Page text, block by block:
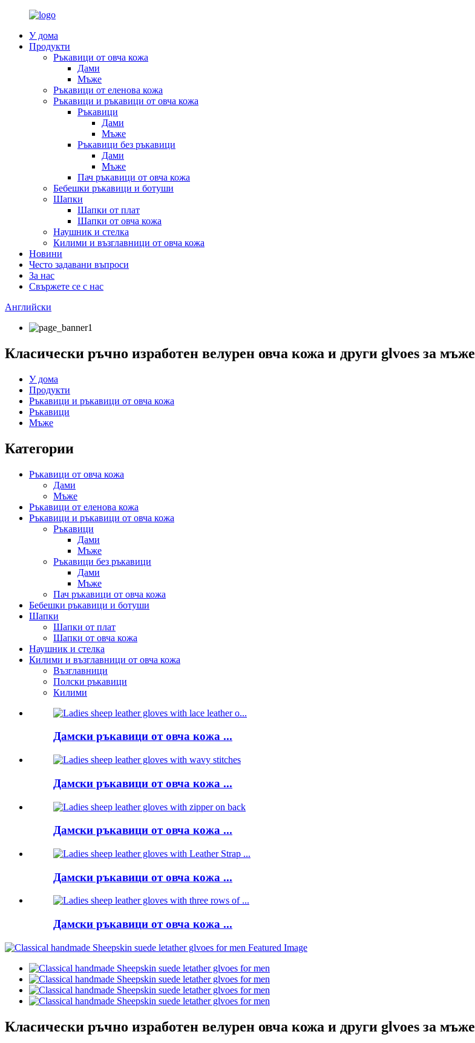
У дома
Продукти
Ръкавици от овча кожа
Дами
Мъже
Ръкавици от еленова кожа
Ръкавици и ръкавици от овча кожа
Ръкавици
Дами
Мъже
Ръкавици без ръкавици
Дами
Мъже
Пач ръкавици от овча кожа
Бебешки ръкавици и ботуши
Шапки
Шапки от плат
Шапки от овча кожа
Наушник и стелка
Килими и възглавници от овча кожа
Новини
Често задавани въпроси
За нас
Свържете се с нас
Английски
Класически ръчно изработен велурен овча кожа и други glvoes за мъже
У дома
Продукти
Ръкавици и ръкавици от овча кожа
Ръкавици
Мъже
Категории
Ръкавици от овча кожа
Дами
Мъже
Ръкавици от еленова кожа
Ръкавици и ръкавици от овча кожа
Ръкавици
Дами
Мъже
Ръкавици без ръкавици
Дами
Мъже
Пач ръкавици от овча кожа
Бебешки ръкавици и ботуши
Шапки
Шапки от плат
Шапки от овча кожа
Наушник и стелка
Килими и възглавници от овча кожа
Възглавници
Полски ръкавици
Килими
Дамски ръкавици от овча кожа ...
Дамски ръкавици от овча кожа ...
Дамски ръкавици от овча кожа ...
Дамски ръкавици от овча кожа ...
Дамски ръкавици от овча кожа ...
Класически ръчно изработен велурен овча кожа и други glvoes за мъже